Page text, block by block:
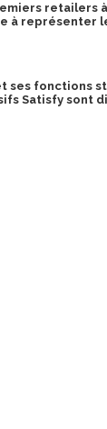
retailers
à représenter
ses fonctions
Satisfy sont